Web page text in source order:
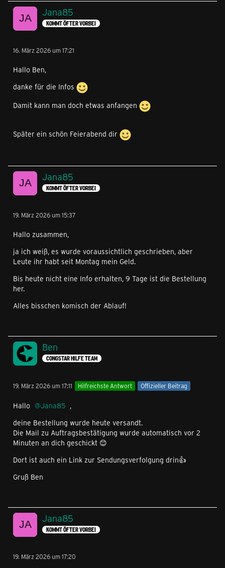
Jana85
KOMMT ÖFTER VORBEI
16. März 2026 um 17:21
Hallo Ben,
danke für die Infos
Damit kann man doch etwas anfangen
Später ein schön Feierabend dir
Jana85
KOMMT ÖFTER VORBEI
19. März 2026 um 15:37
Hallo zusammen,
ja ich weiß, es wurde voraussichtlich geschrieben, aber
Leute ihr habt seit Montag mein Geld.
Bis heute nicht eine Info erhalten, 9 Tage ist die Bestellung
her.
Alles bisschen komisch der Ablauf!
Ben
CONGSTAR HILFE TEAM
19. März 2026 um 17:11 Hilfreichste Antwort Offizieller Beitrag
Hallo Jana85 ,
deine Bestellung wurde heute versandt.
Die Mail zu Auftragsbestätigung wurde automatisch vor 2
Minuten an dich geschickt 😊
Dort ist auch ein Link zur Sendungsverfolgung drin👍
Gruß Ben
Jana85
KOMMT ÖFTER VORBEI
19. März 2026 um 17:20